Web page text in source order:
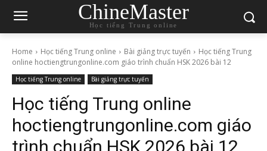
ChineMaster
Học tiếng Trung online
Home Học tiếng Trung online Bài giảng trực tuyến
Học tiếng Trung
online hoctiengtrungonline.com giáo trình chuẩn HSK 2026 bài 12
Học tiếng Trung online Bài giảng trực tuyến
Học tiếng Trung online
hoctiengtrungonline.com giáo
trình chuẩn HSK 2026 bài 12